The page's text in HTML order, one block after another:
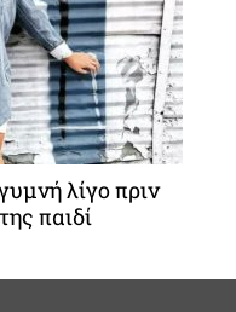
λίγο πριν
παιδί